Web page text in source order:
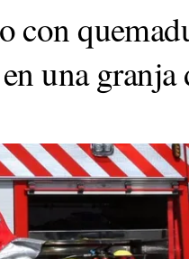
con
una granja